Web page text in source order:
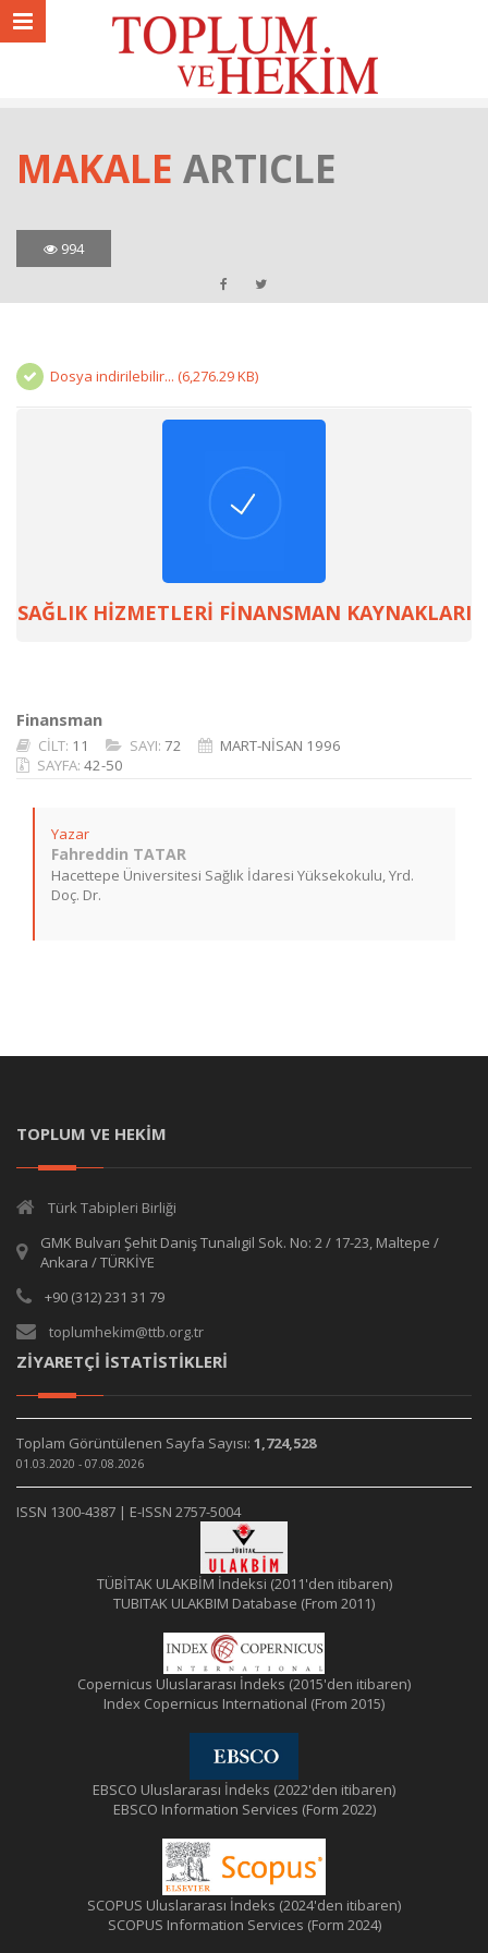
MAKALE ARTICLE
994
Dosya indirilebilir... (6,276.29 KB)
SAĞLIK HİZMETLERİ FİNANSMAN KAYNAKLARI
Finansman
CİLT: 11 SAYI: 72
MART-NİSAN 1996
SAYFA: 42-50
Yazar
Fahreddin TATAR
Hacettepe Üniversitesi Sağlık İdaresi Yüksekokulu, Yrd.
Doç. Dr.
TOPLUM VE HEKİM
Türk Tabipleri Birliği
GMK Bulvarı Şehit Daniş Tunalıgil Sok. No: 2 / 17-23, Maltepe /
Ankara / TÜRKİYE
+90 (312) 231 31 79
toplumhekim@ttb.org.tr
ZİYARETÇİ İSTATİSTİKLERİ
Toplam Görüntülenen Sayfa Sayısı: 1,724,528
01.03.2020 - 07.08.2026
ISSN 1300-4387 | E-ISSN 2757-5004
TÜBİTAK ULAKBİM İndeksi (2011'den itibaren)
TUBITAK ULAKBIM Database (From 2011)
Copernicus Uluslararası İndeks (2015'den itibaren)
Index Copernicus International (From 2015)
EBSCO Uluslararası İndeks (2022'den itibaren)
EBSCO Information Services (Form 2022)
SCOPUS Uluslararası İndeks (2024'den itibaren)
SCOPUS Information Services (Form 2024)